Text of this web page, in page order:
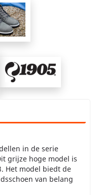
in de serie
grijze hoge model is
Het model biedt de
van belang